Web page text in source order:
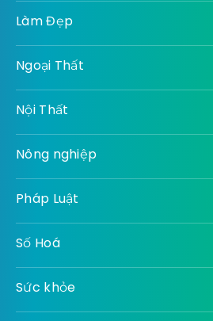
Làm Đẹp
Ngoại Thất
Nội Thất
Nông nghiệp
Pháp Luật
Số Hoá
Sức khỏe